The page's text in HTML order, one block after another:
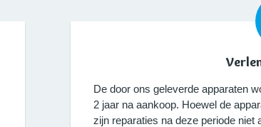
De door ons geleverde apparaten
2 jaar na aankoop. Hoewel de
zijn reparaties na deze periode niet